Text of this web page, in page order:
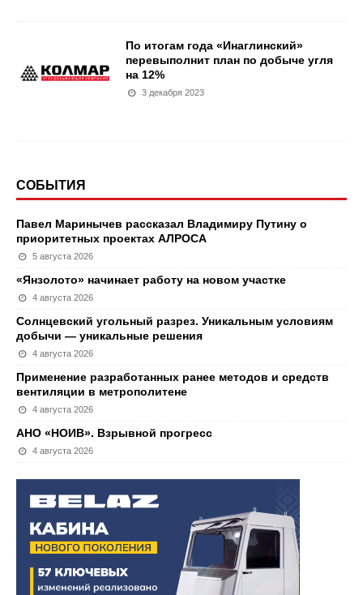
По итогам года «Инаглинский»
перевыполнит план по добыче угля
на 12%
3 декабря 2023
СОБЫТИЯ
Павел Маринычев рассказал Владимиру Путину о
приоритетных проектах АЛРОСА
5 августа 2026
«Янзолото» начинает работу на новом участке
4 августа 2026
Солнцевский угольный разрез. Уникальным условиям
добычи — уникальные решения
4 августа 2026
Применение разработанных ранее методов и средств
вентиляции в метрополитене
4 августа 2026
АНО «НОИВ». Взрывной прогресс
4 августа 2026